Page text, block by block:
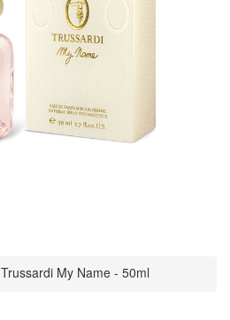
Trussardi My Name - 50ml